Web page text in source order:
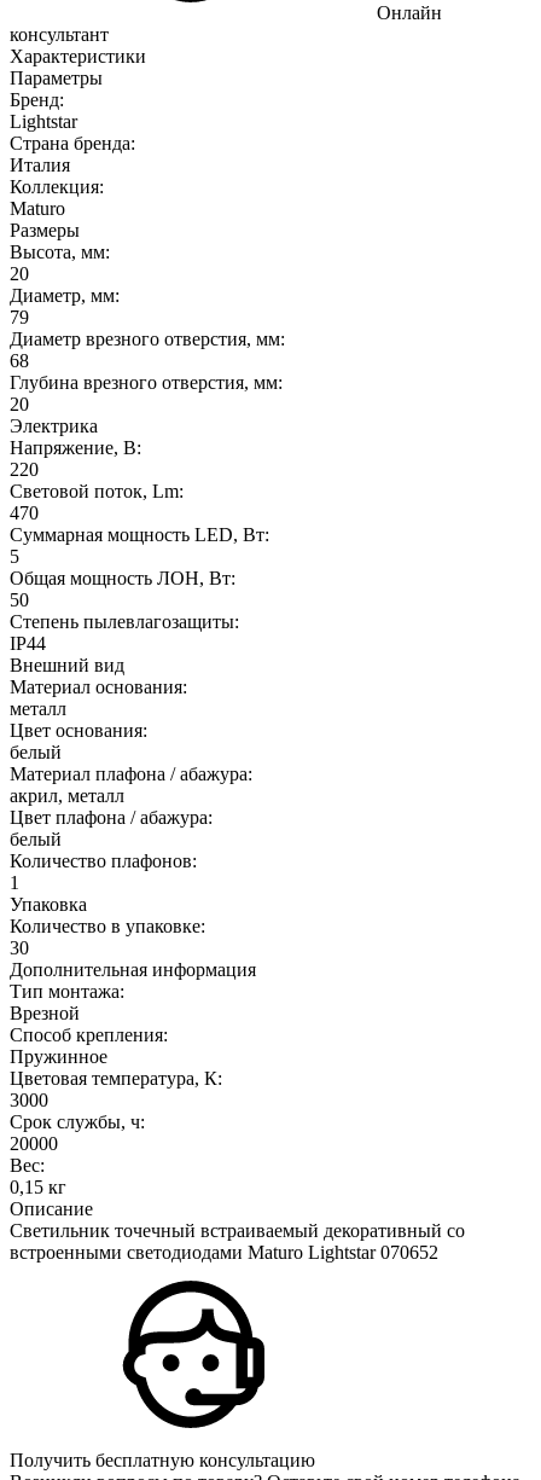
Онлайн
консультант
Характеристики
Параметры
Бренд:
Lightstar
Страна бренда:
Италия
Коллекция:
Maturo
Размеры
Высота, мм:
20
Диаметр, мм:
79
Диаметр врезного отверстия, мм:
68
Глубина врезного отверстия, мм:
20
Электрика
Напряжение, В:
220
Световой поток, Lm:
470
Суммарная мощность LED, Вт:
5
Общая мощность ЛОН, Вт:
50
Степень пылевлагозащиты:
IP44
Внешний вид
Материал основания:
металл
Цвет основания:
белый
Материал плафона / абажура:
акрил, металл
Цвет плафона / абажура:
белый
Количество плафонов:
1
Упаковка
Количество в упаковке:
30
Дополнительная информация
Тип монтажа:
Врезной
Способ крепления:
Пружинное
Цветовая температура, К:
3000
Срок службы, ч:
20000
Вес:
0,15 кг
Описание
Светильник точечный встраиваемый декоративный со
встроенными светодиодами Maturo Lightstar 070652
Получить бесплатную консультацию